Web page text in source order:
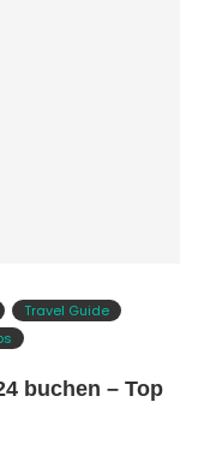
Travel Guide
buchen – Top